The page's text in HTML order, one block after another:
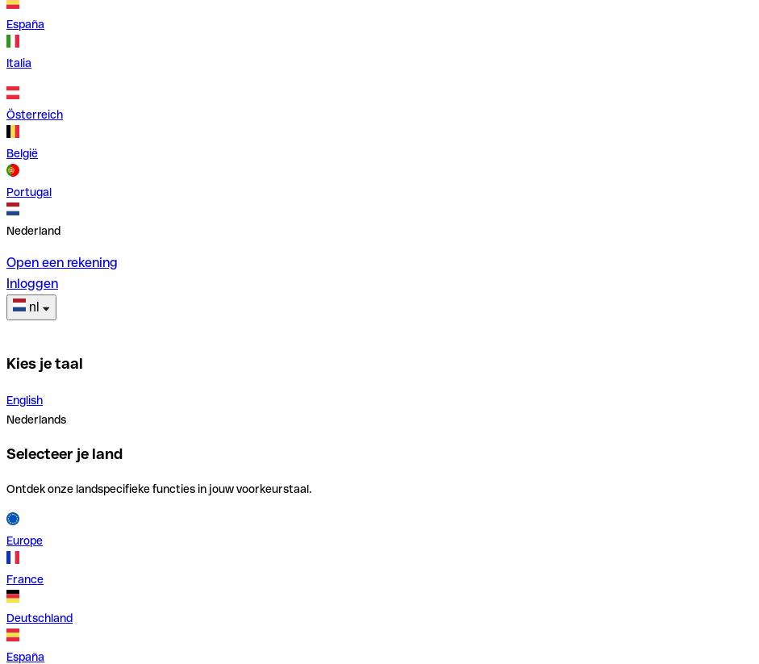
España
Italia
Österreich
België
Portugal
Nederland
Open een rekening
Inloggen
nl
Kies je taal
English
Nederlands
Selecteer je land
Ontdek onze landspecifieke functies in jouw voorkeurstaal.
Europe
France
Deutschland
España